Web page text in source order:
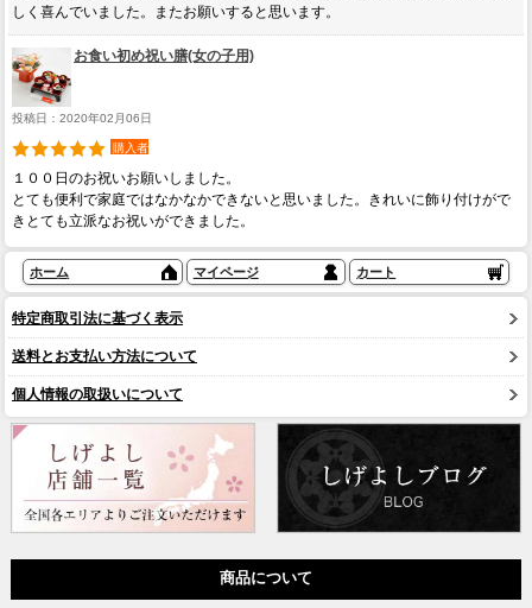
しく喜んでいました。またお願いすると思います。
お食い初め祝い膳(女の子用)
投稿日：2020年02月06日
購入者
１００日のお祝いお願いしました。
とても便利で家庭ではなかなかできないと思いました。きれいに飾り付けがで
きとても立派なお祝いができました。
ホーム マイページ カート
特定商取引法に基づく表示
送料とお支払い方法について
個人情報の取扱いについて
商品について